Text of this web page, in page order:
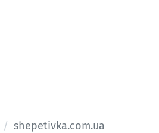
shepetivka.com.ua